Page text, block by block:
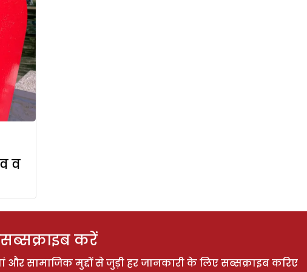
व
करें
और सामाजिक मुद्दों से जुड़ी हर जानकारी के लिए सब्सक्राइब करिए